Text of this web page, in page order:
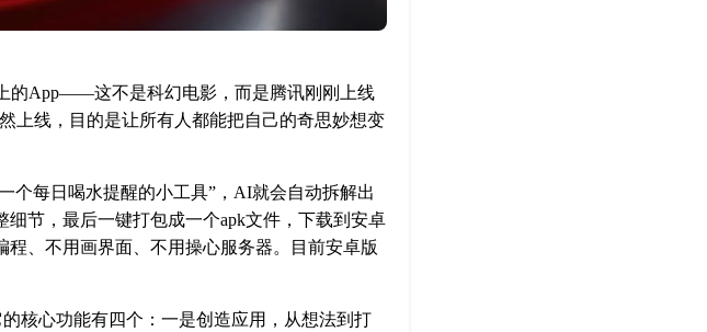
的App——这不是科幻电影，而是腾讯刚刚上线
上线，目的是让所有人都能把自己的奇思妙想变
个每日喝水提醒的小工具”，AI就会自动拆解出
节，最后一键打包成一个apk文件，下载到安卓
、不用画界面、不用操心服务器。目前安卓版
核心功能有四个：一是创造应用，从想法到打